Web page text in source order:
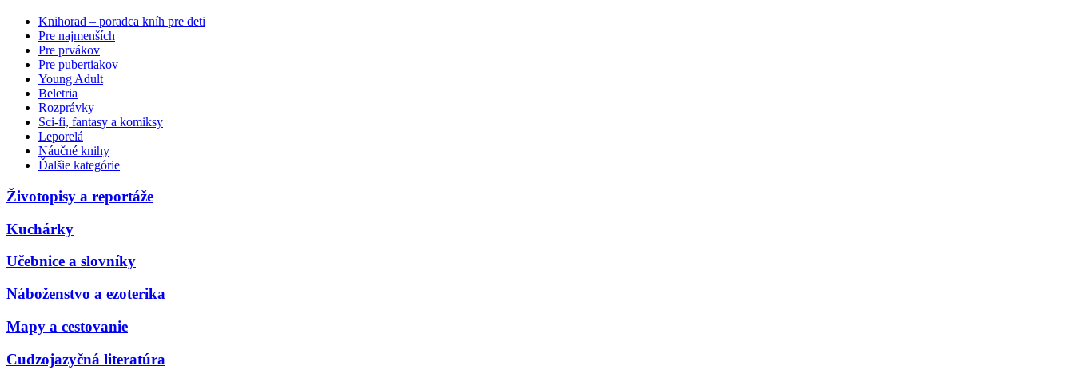
Knihorad – poradca kníh pre deti
Pre najmenších
Pre prvákov
Pre pubertiakov
Young Adult
Beletria
Rozprávky
Sci-fi, fantasy a komiksy
Leporelá
Náučné knihy
Ďalšie kategórie
Životopisy a reportáže
Kuchárky
Učebnice a slovníky
Náboženstvo a ezoterika
Mapy a cestovanie
Cudzojazyčná literatúra